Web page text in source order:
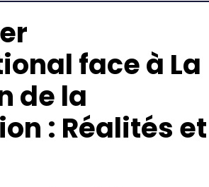
face à La
de la
: Réalités et